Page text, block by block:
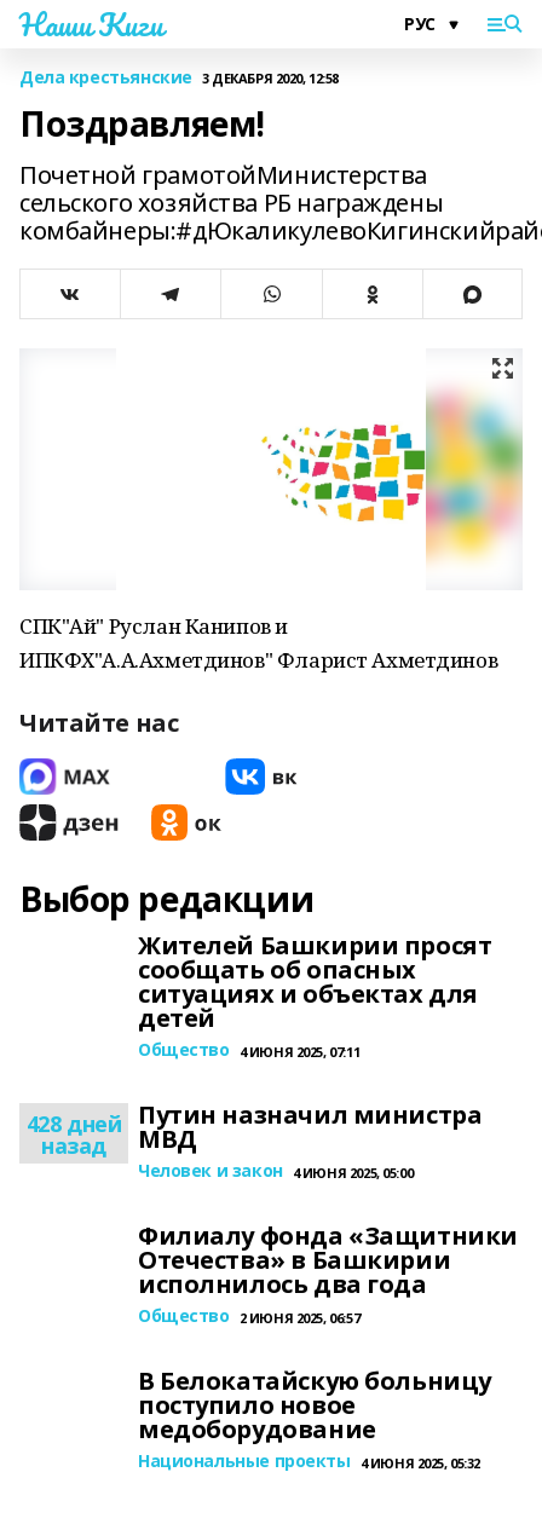
Наши Киги
Дела крестьянские 3 ДЕКАБРЯ 2020, 12:58
Поздравляем!
Почетной грамотойМинистерства
сельского хозяйства РБ награждены
СПК"Ай" Руслан Канипов и
ИПКФХ"А.А.Ахметдинов" Фларист Ахметдинов
Читайте нас
Выбор редакции
Жителей Башкирии просят
сообщать об опасных
ситуациях и объектах для
детей
Общество 4 ИЮНЯ 2025, 07:11
428 дней
назад
Путин назначил министра
МВД
Человек и закон 4 ИЮНЯ 2025, 05:00
Филиалу фонда «Защитники
Отечества» в Башкирии
исполнилось два года
Общество 2 ИЮНЯ 2025, 06:57
В Белокатайскую больницу
поступило новое
медоборудование
Национальные проекты 4 ИЮНЯ 2025, 05:32